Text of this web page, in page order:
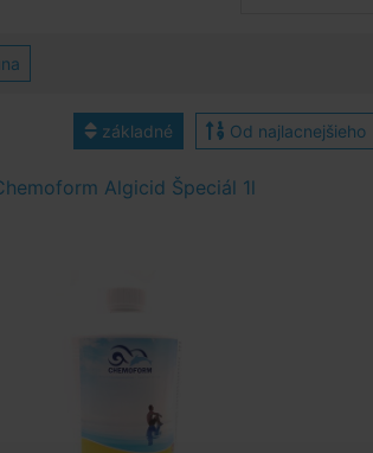
základné Od najlacnejšieho
Algicid Špeciál 1l